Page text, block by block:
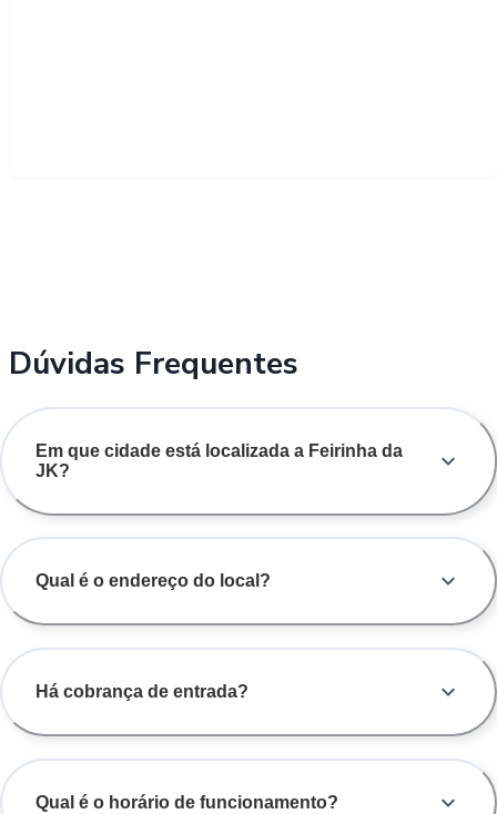
Dúvidas Frequentes
Em que cidade está localizada a Feirinha da
JK?
Qual é o endereço do local?
Há cobrança de entrada?
Qual é o horário de funcionamento?